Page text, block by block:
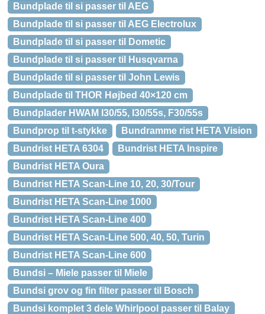
Bundplade til si passer til AEG
Bundplade til si passer til AEG Electrolux
Bundplade til si passer til Dometic
Bundplade til si passer til Husqvarna
Bundplade til si passer til John Lewis
Bundplade til THOR Højbed 40×120 cm
Bundplader HWAM I30/55, I30/55s, F30/55s
Bundprop til t-stykke
Bundramme rist HETA Vision
Bundrist HETA 6304
Bundrist HETA Inspire
Bundrist HETA Oura
Bundrist HETA Scan-Line 10, 20, 30/Tour
Bundrist HETA Scan-Line 1000
Bundrist HETA Scan-Line 400
Bundrist HETA Scan-Line 500, 40, 50, Turin
Bundrist HETA Scan-Line 600
Bundsi – Miele passer til Miele
Bundsi grov og fin filter passer til Bosch
Bundsi komplet 3 dele Whirlpool passer til Balay